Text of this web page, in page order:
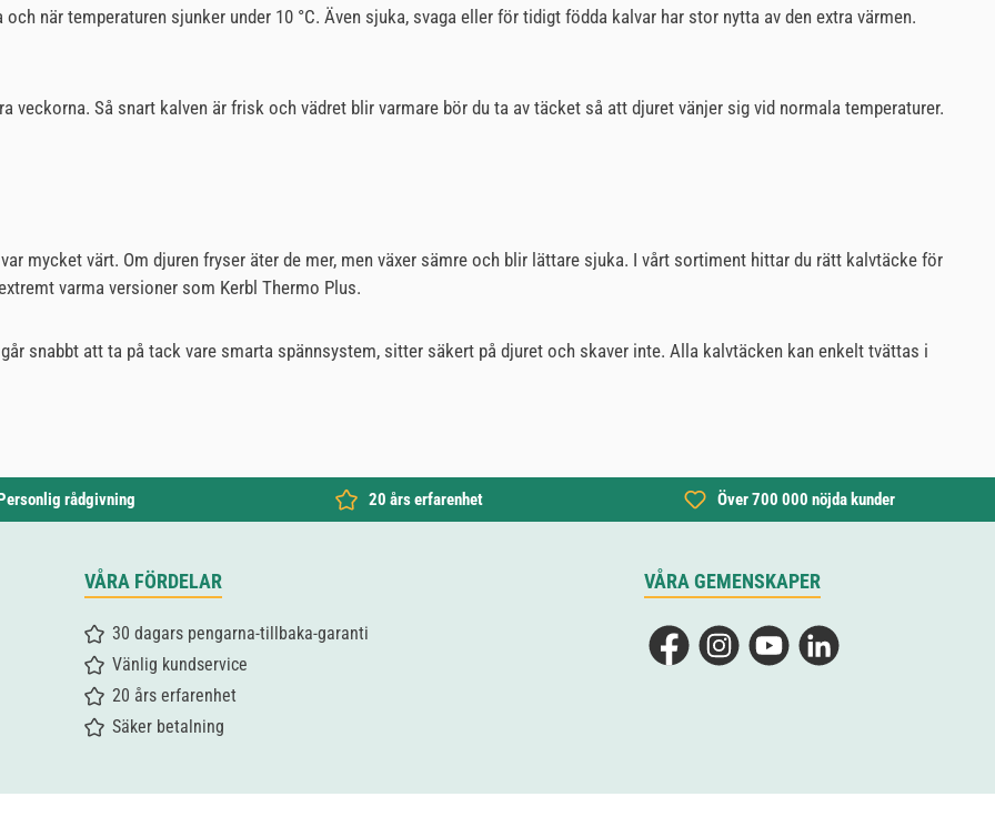
när temperaturen sjunker under 10 °C. Även sjuka, svaga eller för tidigt födda kalvar har stor nytta av den extra värmen.
Så snart kalven är frisk och vädret blir varmare bör du ta av täcket så att djuret vänjer sig vid normala temperaturer.
mycket värt. Om djuren fryser äter de mer, men växer sämre och blir lättare sjuka. I vårt sortiment hittar du rätt kalvtäcke för
varma versioner som Kerbl Thermo Plus.
snabbt att ta på tack vare smarta spännsystem, sitter säkert på djuret och skaver inte. Alla kalvtäcken kan enkelt tvättas i
rådgivning 20 års erfarenhet Över 700 000 nöjda kunder
VÅRA FÖRDELAR
30 dagars pengarna-tillbaka-garanti
Vänlig kundservice
20 års erfarenhet
Säker betalning
VÅRA GEMENSKAPER
FacebookInstagramYouTubeLinkedIn